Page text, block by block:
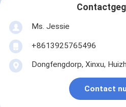
Ms. Jessie
+8613925765496
Dongfengdorp, Xinxu,
Contact nu